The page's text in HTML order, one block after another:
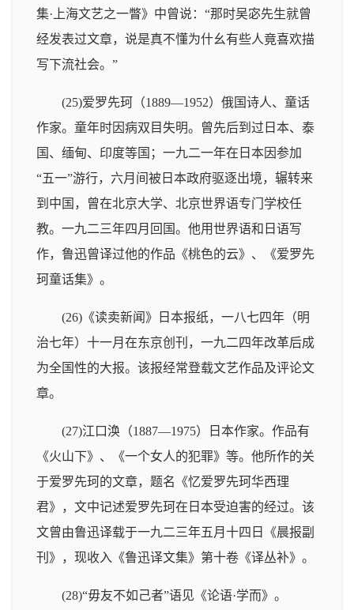
集·上海文艺之一瞥》中曾说：“那时吴宓先生就曾
经发表过文章，说是真不懂为什幺有些人竟喜欢描
写下流社会。”
(25)爱罗先珂（1889—1952）俄国诗人、童话
作家。童年时因病双目失明。曾先后到过日本、泰
国、缅甸、印度等国；一九二一年在日本因参加
“五一”游行，六月间被日本政府驱逐出境，辗转来
到中国，曾在北京大学、北京世界语专门学校任
教。一九二三年四月回国。他用世界语和日语写
作，鲁迅曾译过他的作品《桃色的云》、《爱罗先
珂童话集》。
(26)《读卖新闻》日本报纸，一八七四年（明
治七年）十一月在东京创刊，一九二四年改革后成
为全国性的大报。该报经常登载文艺作品及评论文
章。
(27)江口涣（1887—1975）日本作家。作品有
《火山下》、《一个女人的犯罪》等。他所作的关
于爱罗先珂的文章，题名《忆爱罗先珂华西理
君》，文中记述爱罗先珂在日本受迫害的经过。该
文曾由鲁迅译载于一九二三年五月十四日《晨报副
刊》，现收入《鲁迅译文集》第十卷《译丛补》。
(28)“毋友不如己者”语见《论语·学而》。